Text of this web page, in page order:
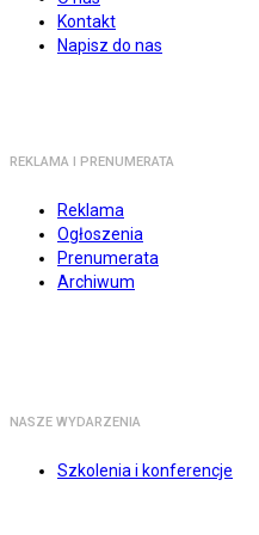
Kontakt
Napisz do nas
REKLAMA I PRENUMERATA
Reklama
Ogłoszenia
Prenumerata
Archiwum
NASZE WYDARZENIA
Szkolenia i konferencje